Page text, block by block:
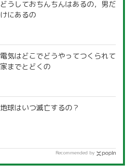
どうしておちんちんはあるの，男だ
けにあるの
電気はどこでどうやってつくられて
家までとどくの
地球はいつ滅亡するの？
Recommended by